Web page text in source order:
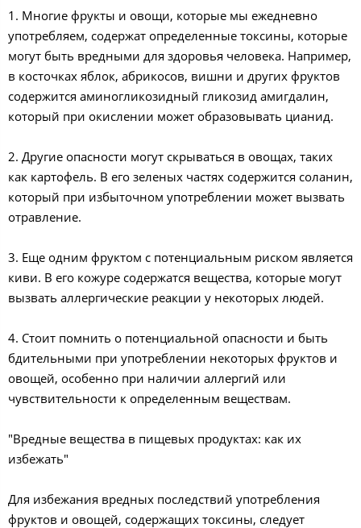
1. Многие фрукты и овощи, которые мы ежедневно
употребляем, содержат определенные токсины, которые
могут быть вредными для здоровья человека. Например,
в косточках яблок, абрикосов, вишни и других фруктов
содержится аминогликозидный гликозид амигдалин,
который при окислении может образовывать цианид.
2. Другие опасности могут скрываться в овощах, таких
как картофель. В его зеленых частях содержится соланин,
который при избыточном употреблении может вызвать
отравление.
3. Еще одним фруктом с потенциальным риском является
киви. В его кожуре содержатся вещества, которые могут
вызвать аллергические реакции у некоторых людей.
4. Стоит помнить о потенциальной опасности и быть
бдительными при употреблении некоторых фруктов и
овощей, особенно при наличии аллергий или
чувствительности к определенным веществам.
"Вредные вещества в пищевых продуктах: как их
избежать"
Для избежания вредных последствий употребления
фруктов и овощей, содержащих токсины, следует